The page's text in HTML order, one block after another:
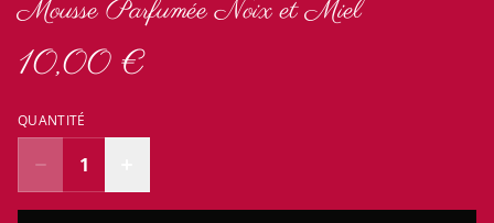
Mousse Parfumée Noix et Miel
10,00 €
QUANTITÉ